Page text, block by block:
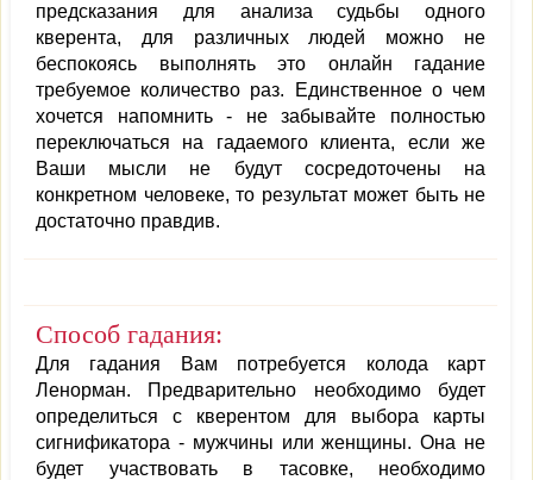
предсказания для анализа судьбы одного
кверента, для различных людей можно не
беспокоясь выполнять это онлайн гадание
требуемое количество раз. Единственное о чем
хочется напомнить - не забывайте полностью
переключаться на гадаемого клиента, если же
Ваши мысли не будут сосредоточены на
конкретном человеке, то результат может быть не
достаточно правдив.
Способ гадания:
Для гадания Вам потребуется колода карт
Ленорман. Предварительно необходимо будет
определиться с кверентом для выбора карты
сигнификатора - мужчины или женщины. Она не
будет участвовать в тасовке, необходимо